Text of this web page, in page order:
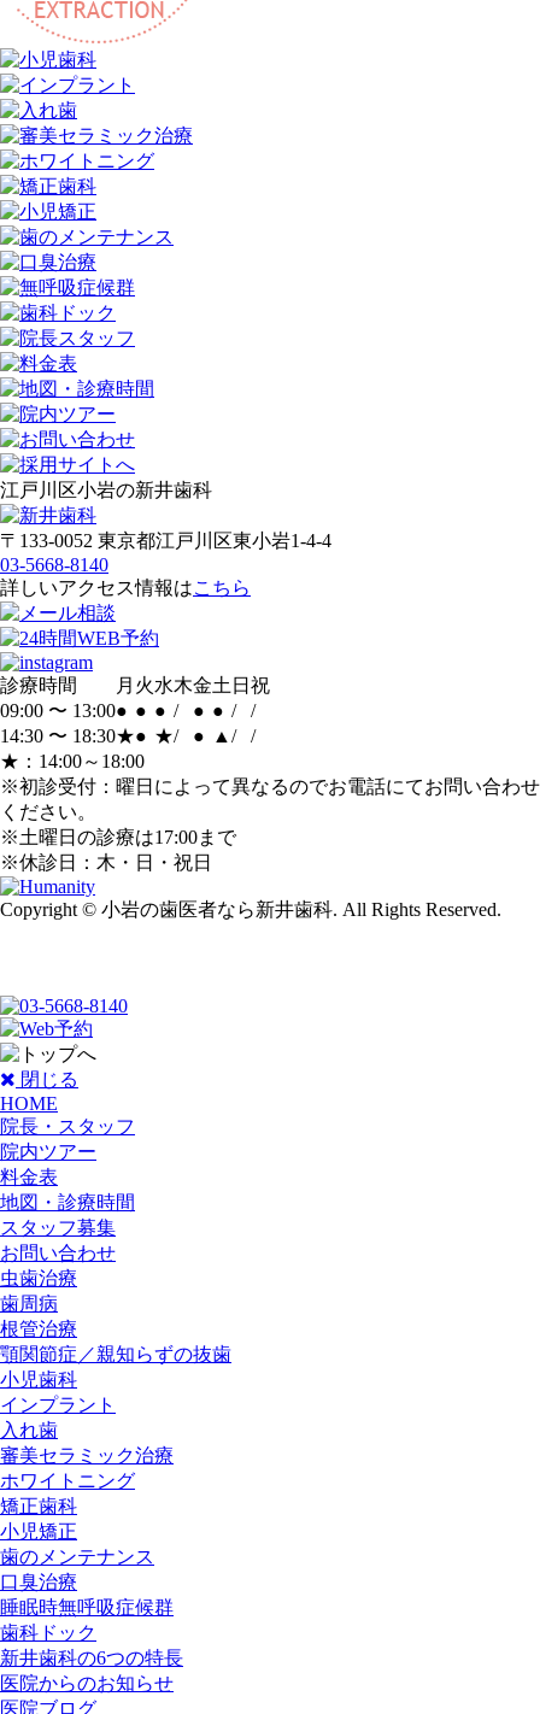
江戸川区小岩の新井歯科
〒133-0052 東京都江戸川区東小岩1-4-4
03-5668-8140
詳しいアクセス情報はこちら
診療時間 月 火水木金土 日 祝
09:00 〜 13:00● ● ● / ● ● /
/
14:30 〜 18:30★● ★/ ● ▲ /
/
★：14:00～18:00
※初診受付：曜日によって異なるのでお電話にてお問い合わせ
ください。
※土曜日の診療は17:00まで
※休診日：木・日・祝日
Copyright © 小岩の歯医者なら新井歯科. All Rights Reserved.
閉じる
HOME
院長・スタッフ
院内ツアー
料金表
地図・診療時間
スタッフ募集
お問い合わせ
虫歯治療
歯周病
根管治療
顎関節症／親知らずの抜歯
小児歯科
インプラント
入れ歯
審美セラミック治療
ホワイトニング
矯正歯科
小児矯正
歯のメンテナンス
口臭治療
睡眠時無呼吸症候群
歯科ドック
新井歯科の6つの特長
医院からのお知らせ
医院ブログ